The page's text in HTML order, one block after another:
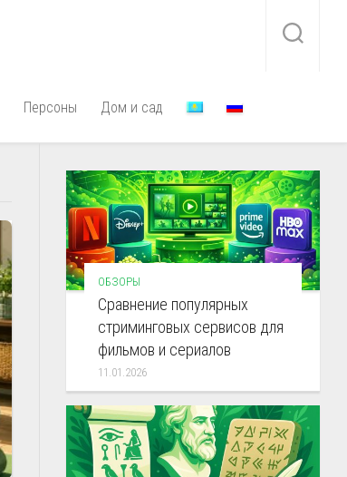
Персоны Дом и сад
ОБЗОРЫ
Сравнение популярных
стриминговых сервисов для
фильмов и сериалов
11.01.2026